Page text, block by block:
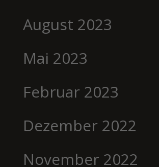
August 2023
Mai 2023
Februar 2023
Dezember 2022
November 2022